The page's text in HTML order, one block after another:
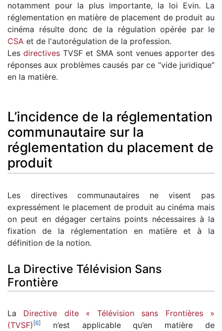
notamment pour la plus importante, la loi Evin. La
réglementation en matière de placement de produit au
cinéma résulte donc de la régulation opérée par le
CSA et de l'autorégulation de la profession.
Les directives TVSF et SMA sont venues apporter des
réponses aux problèmes causés par ce “vide juridique”
en la matière.
L’incidence de la réglementation
communautaire sur la
réglementation du placement de
produit
Les directives communautaires ne visent pas
expressément le placement de produit au cinéma mais
on peut en dégager certains points nécessaires à la
fixation de la réglementation en matière et à la
définition de la notion.
La Directive Télévision Sans
Frontière
La Directive dite « Télévision sans Frontières »
(TVSF) [6]
n’est applicable qu’en matière de